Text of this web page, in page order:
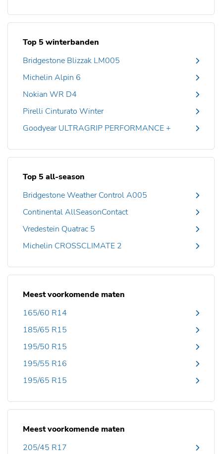
Top 5 winterbanden
Bridgestone Blizzak LM005
Michelin Alpin 6
Nokian WR D4
Pirelli Cinturato Winter
Goodyear ULTRAGRIP PERFORMANCE +
Top 5 all-season
Bridgestone Weather Control A005
Continental AllSeasonContact
Vredestein Quatrac 5
Michelin CROSSCLIMATE 2
Meest voorkomende maten
165/60 R14
185/65 R15
195/50 R15
195/55 R16
195/65 R15
Meest voorkomende maten
205/45 R17